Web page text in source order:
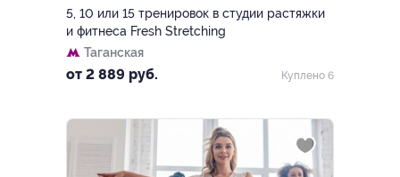
5, 10 или 15 тренировок в студии растяжки
и фитнеса Fresh Stretching
Таганская
от 2 889 руб. Куплено 6